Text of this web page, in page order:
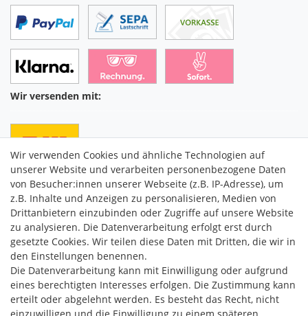
Wir versenden mit:
C2M COMMERCE GmbH
Hüttenheim 119
97348 Willanzheim
Mo-Fr: 09:00 - 14:00 Uhr
service@c2m-commerce.com
Wir verwenden Cookies und ähnliche Technologien auf
unserer Website und verarbeiten personenbezogene Daten
von Besucher:innen unserer Webseite (z.B. IP-Adresse), um
z.B. Inhalte und Anzeigen zu personalisieren, Medien von
Drittanbietern einzubinden oder Zugriffe auf unsere Website
zu analysieren. Die Datenverarbeitung erfolgt erst durch
gesetzte Cookies. Wir teilen diese Daten mit Dritten, die wir in
den Einstellungen benennen.
Die Datenverarbeitung kann mit Einwilligung oder aufgrund
eines berechtigten Interesses erfolgen. Die Zustimmung kann
erteilt oder abgelehnt werden. Es besteht das Recht, nicht